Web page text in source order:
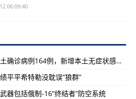
06:09:40
国家卫健委：昨日新增本土确诊病例164例，新增本土无症状感染者785例
平平希特勒没耽误“狼群”
器包括俄制-16“终结者”防空系统